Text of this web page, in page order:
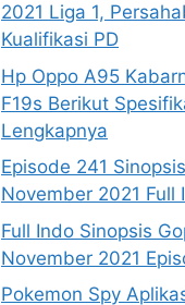
2021 Liga 1,
Kualifikasi PD
Hp Oppo A95
F19s Berikut
Lengkapnya
Episode 241
November 2021 Full
Full Indo Sinopsis
November 2021
Pokemon Spy